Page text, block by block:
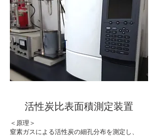
活性炭比表面積測定装置
＜原理＞
窒素ガスによる活性炭の細孔分布を測定し、